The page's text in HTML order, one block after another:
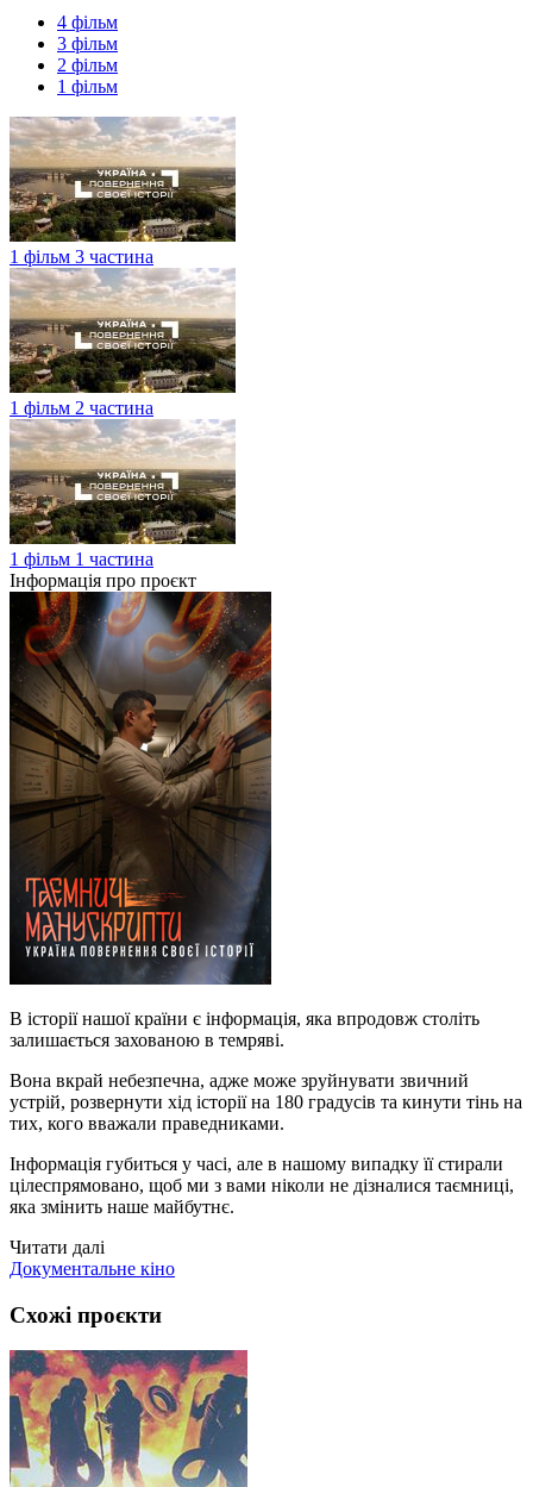
4 фільм
3 фільм
2 фільм
1 фільм
1 фільм 3 частина
1 фільм 2 частина
1 фільм 1 частина
Інформація про проєкт
В історії нашої країни є інформація, яка впродовж століть
залишається захованою в темряві.
Вона вкрай небезпечна, адже може зруйнувати звичний
устрій, розвернути хід історії на 180 градусів та кинути тінь на
тих, кого вважали праведниками.
Інформація губиться у часі, але в нашому випадку її стирали
цілеспрямовано, щоб ми з вами ніколи не дізналися таємниці,
яка змінить наше майбутнє.
Читати далі
Документальне кіно
Схожі проєкти